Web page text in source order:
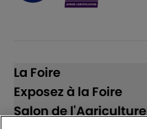
La Foire
Exposez à la Foire
Salon de l'Agriculture